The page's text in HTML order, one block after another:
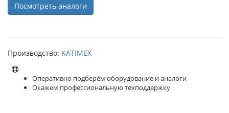
Посмотреть аналоги
Производство: KATIMEX
Оперативно подберём оборудование и аналоги
Окажем профессиональную техподдержку